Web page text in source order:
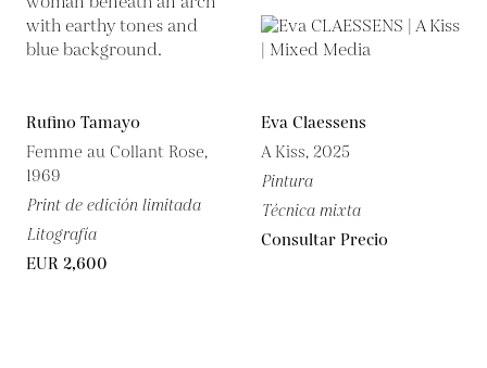
Rufino Tamayo
Femme au Collant Rose,
1969
Print de edición limitada
Litografía
EUR 2,600
Eva Claessens
A Kiss, 2025
Pintura
Técnica mixta
Consultar Precio